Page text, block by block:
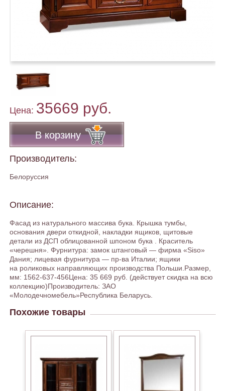
Цена: 35669 руб.
В корзину
Производитель:
Белоруссия
Описание:
Фасад из натурального массива бука. Крышка тумбы,
основания двери откидной, накладки ящиков, щитовые
детали из ДСП облицованной шпоном бука . Краситель
«черешня». Фурнитура: замок штанговый — фирма «Siso»
Дания; лицевая фурнитура — пр-ва Италии; ящики
на роликовых направляющих производства Польши.Размер,
мм: 1562-637-456Цена: 35 669 руб. (действует скидка на всю
коллекцию)Производитель: ЗАО
«Молодечномебель»Республика Беларусь.
Похожие товары